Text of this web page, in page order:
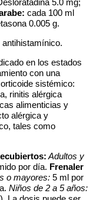
5.0 mg;
cada 100 ml
0.005 g.
en los estados
con una
sistémico:
rinitis alérgica
alimenticias y
alérgica y
tales como
Adultos y
por día. Frenaler
o mayores: 5 ml por
Niños de 2 a 5 años: